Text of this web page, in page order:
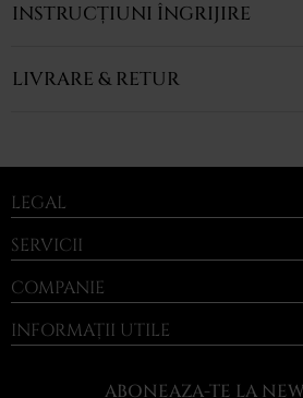
INSTRUCȚIUNI ÎNGRIJIRE
LIVRARE & RETUR
LEGAL
SERVICII
COMPANIE
INFORMAȚII UTILE
ABONEAZA-TE LA